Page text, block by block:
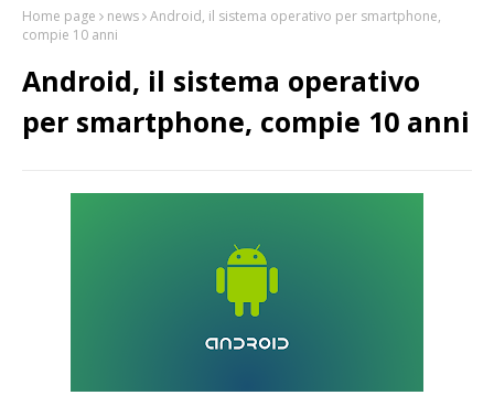
Home page news Android, il sistema operativo per smartphone,
compie 10 anni
Android, il sistema operativo
per smartphone, compie 10 anni